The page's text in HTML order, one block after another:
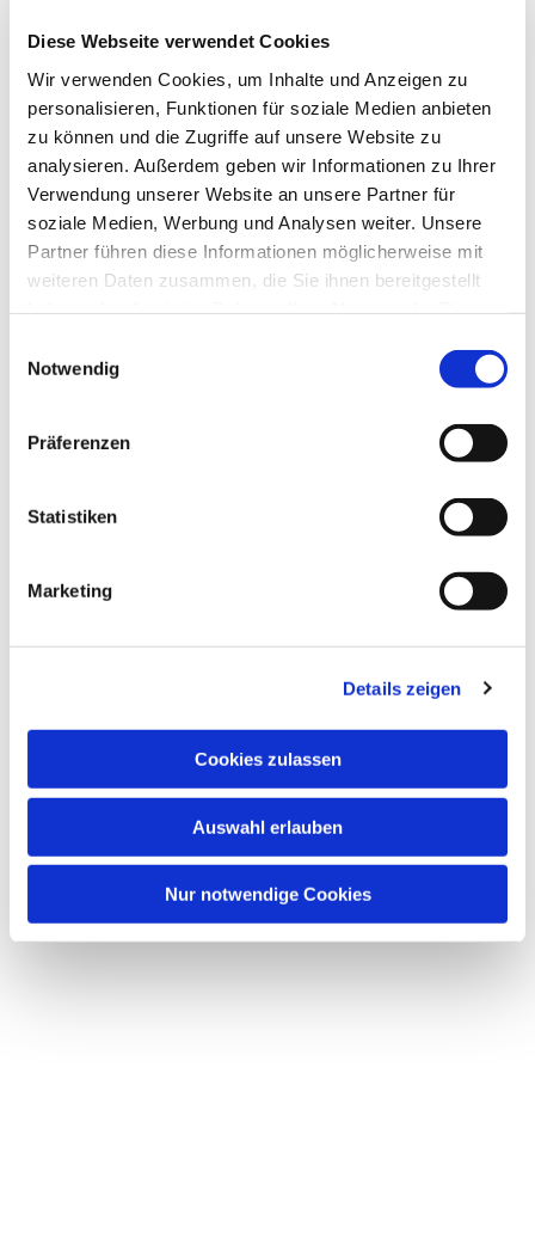
Diese Webseite verwendet Cookies
Wir verwenden Cookies, um Inhalte und Anzeigen zu
personalisieren, Funktionen für soziale Medien anbieten
zu können und die Zugriffe auf unsere Website zu
analysieren. Außerdem geben wir Informationen zu Ihrer
Verwendung unserer Website an unsere Partner für
soziale Medien, Werbung und Analysen weiter. Unsere
Partner führen diese Informationen möglicherweise mit
weiteren Daten zusammen, die Sie ihnen bereitgestellt
Notwendig
Präferenzen
Statistiken
Marketing
Details zeigen
Cookies zulassen
Auswahl erlauben
Nur notwendige Cookies